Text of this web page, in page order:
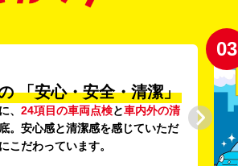
「安心・安全・清潔」
、 24項目の車両点検と車内外の清
。安心感と清潔感を感じていただ
こだわっています。
03